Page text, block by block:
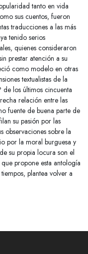
tanto en vida
sus cuentos, fueron
traducciones a las más
tenido serios
quienes consideraron
prestar atención a su
como modelo en otras
textualistas de la
los últimos cincuenta
relación entre las
fuente de buena parte de
su pasión por las
observaciones sobre la
por la moral burguesa y
su propia locura son el
propone esta antología
plantea volver a